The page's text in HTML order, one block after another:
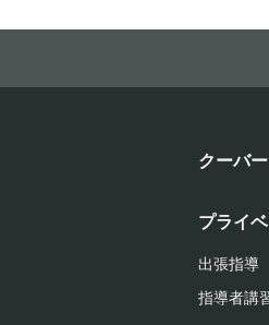
クーバ
プライ
出張指導
指導者講